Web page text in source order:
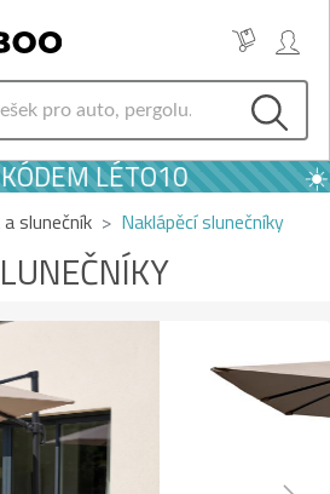
LÉTO10 ☀️
slunečník Naklápěcí slunečníky